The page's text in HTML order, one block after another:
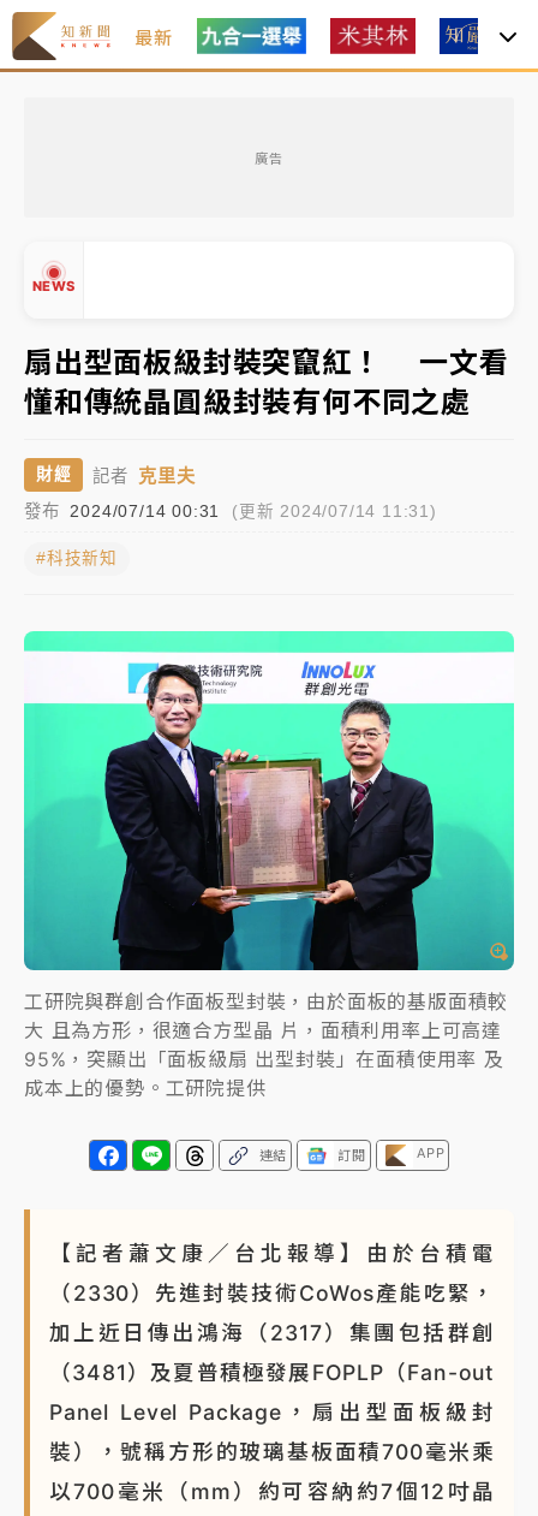
最新
廣告
NEWS
白海豚逼近！新北高灘地停車場下午4時強制拖吊 中午
開放水門周邊紅黃線停車
父親節玩樂園！六福村今明2天「爸爸免費」 遠雄海洋
買1送1
中颱白海豚環流掠北海！今明防劇烈降雨 東部高溫飆
中颱白海豚風雨來了！中部以北防豪雨 今晚、明天影
響最劇烈
白海豚逼近！新北高灘地停車場下午4時強制拖吊 中午
開放水門周邊紅黃線停車
父親節玩樂園！六福村今明2天「爸爸免費」 遠雄海洋
中颱白海豚環流掠北海！今明防劇烈降雨 東部高溫飆
扇出型面板級封裝突竄紅！ 一文看
懂和傳統晶圓級封裝有何不同之處
財經 記者 克里夫
發布 2024/07/14 00:31 (更新 2024/07/14 11:31)
#科技新知
工研院與群創合作面板型封裝，由於面板的基版面積較
大 且為方形，很適合方型晶 片，面積利用率上可高達
95%，突顯出「面板級扇 出型封裝」在面積使用率 及
成本上的優勢。工研院提供
連結 訂閱 APP
【記者蕭文康／台北報導】由於台積電
（2330）先進封裝技術CoWos產能吃緊，
加上近日傳出鴻海（2317）集團包括群創
（3481）及夏普積極發展FOPLP（Fan-out
Panel Level Package，扇出型面板級封
裝），號稱方形的玻璃基板面積700毫米乘
以700毫米（mm）約可容納約7個12吋晶